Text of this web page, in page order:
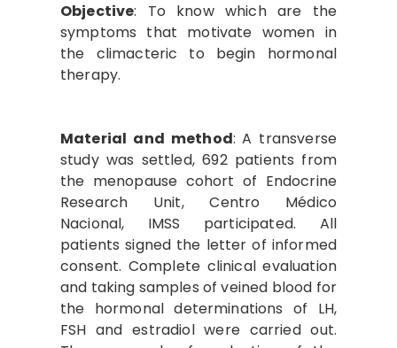
Objective: To know which are the
symptoms that motivate women in
the climacteric to begin hormonal
therapy.
Material and method: A transverse
study was settled, 692 patients from
the menopause cohort of Endocrine
Research Unit, Centro Médico
Nacional, IMSS participated. All
patients signed the letter of informed
consent. Complete clinical evaluation
and taking samples of veined blood for
the hormonal determinations of LH,
FSH and estradiol were carried out.